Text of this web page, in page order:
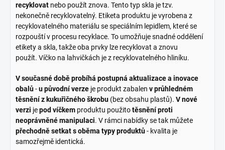
recyklovat nebo použít znova. Tento typ skla je tzv.
nekonečně recyklovatelný. Etiketa produktu je vyrobena z
recyklovatelného materiálu se speciálním lepidlem, které se
rozpouští v procesu recyklace. To umožňuje snadné oddělení
etikety a skla, takže oba prvky lze recyklovat a znovu
použít. Víčko na lahvičkách je z recyklovatelného hliníku.
V současné době probíhá postupná aktualizace a inovace
obalů-u původní verze je produkt zabalen v průhledném
těsnění z kukuřičného škrobu (bez obsahu plastů). V nové
verzi jepod víčkem produktu použitotěsnění proti
neoprávněné manipulaci. V rámci nabídky se tak můžete
přechodně setkat s oběma typy produktů- kvalita je
samozřejmě identická.